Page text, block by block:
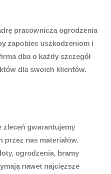
pracowniczą ogrodzenia
zapobiec uszkodzeniom i
dba o każdy szczegół
dla swoich klientów.
zleceń gwarantujemy
nas materiałów.
ogrodzenia, bramy
nawet najcięższe